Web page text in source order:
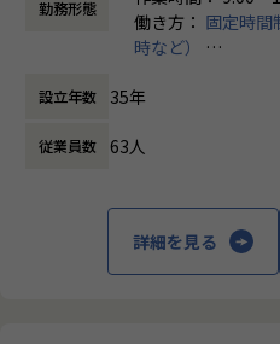
・積極的な単価交渉＆単価アッ
⇒目標を設けて営業に楽をさせ
この仕事で得られるもの
【キャリアのプラスになる経験を
社内のエンジニア同士で5名ほど
で、経験豊富な先輩エンジニア
浅いメンバーのキャリアプラン
よりハイスキルなエンジニアを
■プロジェクトを越えたチームを
不安や悩みもエンジニアとして
見を述べてメンバーが働きやす
★常時3000案件からエンジニア
★案件は中規模～大規模が中心
程を選択可能
★プロジェクト期間は6ヶ月～2年
30人月（5名チーム×6ヶ月）～
数千万円〜数億円規模の大きな
しています。
勤務形態
働き方： 固定時間
時など）
休憩時間： 60分
設立年数 35年
従業員数 63人
詳細を見る